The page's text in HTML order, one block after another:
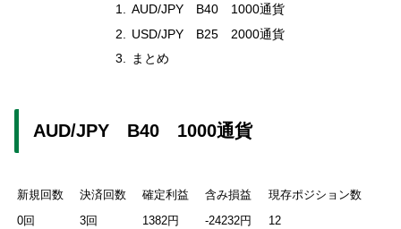
AUD/JPY B40 1000通貨
USD/JPY B25 2000通貨
まとめ
AUD/JPY B40 1000通貨
新規回数 決済回数 確定利益 含み損益
現存ポジション数
0回
3回 1382円 -24232円 12